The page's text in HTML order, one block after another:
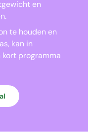
en
te houden en
kan in
programma